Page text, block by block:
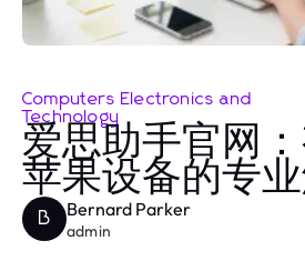
Computers Electronics and
Technology
爱思助手官网
苹果设备的专
B Bernard Parker
admin